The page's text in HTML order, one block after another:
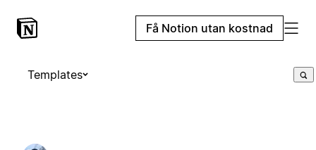
Få Notion utan kostnad
Templates